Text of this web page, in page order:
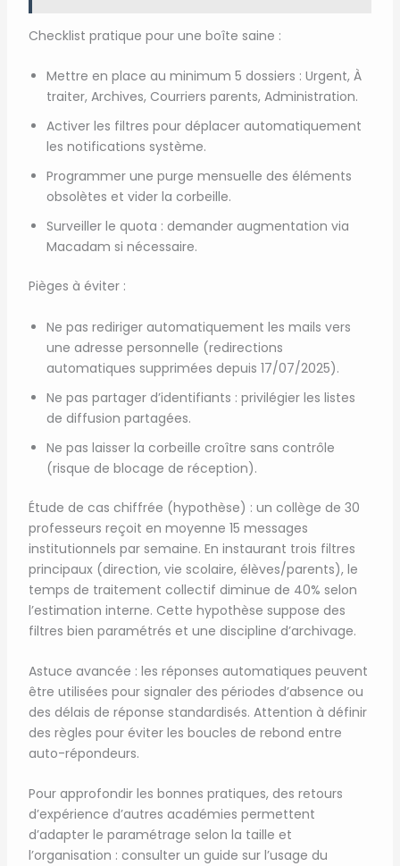
Checklist pratique pour une boîte saine :
Mettre en place au minimum 5 dossiers : Urgent, À
traiter, Archives, Courriers parents, Administration.
Activer les filtres pour déplacer automatiquement
les notifications système.
Programmer une purge mensuelle des éléments
obsolètes et vider la corbeille.
Surveiller le quota : demander augmentation via
Macadam si nécessaire.
Pièges à éviter :
Ne pas rediriger automatiquement les mails vers
une adresse personnelle (redirections
automatiques supprimées depuis 17/07/2025).
Ne pas partager d’identifiants : privilégier les listes
de diffusion partagées.
Ne pas laisser la corbeille croître sans contrôle
(risque de blocage de réception).
Étude de cas chiffrée (hypothèse) : un collège de 30
professeurs reçoit en moyenne 15 messages
institutionnels par semaine. En instaurant trois filtres
principaux (direction, vie scolaire, élèves/parents), le
temps de traitement collectif diminue de 40% selon
l’estimation interne. Cette hypothèse suppose des
filtres bien paramétrés et une discipline d’archivage.
Astuce avancée : les réponses automatiques peuvent
être utilisées pour signaler des périodes d’absence ou
des délais de réponse standardisés. Attention à définir
des règles pour éviter les boucles de rebond entre
auto-répondeurs.
Pour approfondir les bonnes pratiques, des retours
d’expérience d’autres académies permettent
d’adapter le paramétrage selon la taille et
l’organisation : consulter un guide sur l’usage du